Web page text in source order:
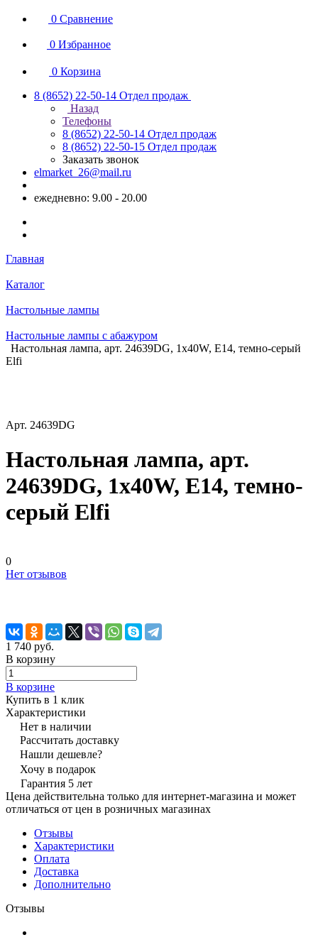
0 Сравнение
0 Избранное
0 Корзина
8 (8652) 22-50-14 Отдел продаж
Назад
Телефоны
8 (8652) 22-50-14 Отдел продаж
8 (8652) 22-50-15 Отдел продаж
Заказать звонок
elmarket_26@mail.ru
ежедневно: 9.00 - 20.00
Главная
Каталог
Настольные лампы
Настольные лампы с абажуром
Настольная лампа, арт. 24639DG, 1x40W, Е14, темно-серый
Elfi
Арт. 24639DG
Настольная лампа, арт.
24639DG, 1x40W, Е14, темно-
серый Elfi
0
Нет отзывов
1 740 руб.
В корзину
В корзине
Купить в 1 клик
Характеристики
Нет в наличии
Рассчитать доставку
Нашли дешевле?
Хочу в подарок
Гарантия 5 лет
Цена действительна только для интернет-магазина и может
отличаться от цен в розничных магазинах
Отзывы
Характеристики
Оплата
Доставка
Дополнительно
Отзывы